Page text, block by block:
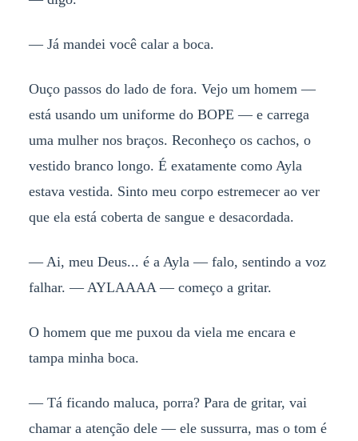
— Já mandei você calar a boca.
Ouço passos do lado de fora. Vejo um homem —
está usando um uniforme do BOPE — e carrega
uma mulher nos braços. Reconheço os cachos, o
vestido branco longo. É exatamente como Ayla
estava vestida. Sinto meu corpo estremecer ao ver
que ela está coberta de sangue e desacordada.
— Ai, meu Deus... é a Ayla — falo, sentindo a voz
falhar. — AYLAAAA — começo a gritar.
O homem que me puxou da viela me encara e
tampa minha boca.
— Tá ficando maluca, porra? Para de gritar, vai
chamar a atenção dele — ele sussurra, mas o tom é